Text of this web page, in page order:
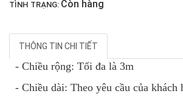
LƯỚI PHƠI NÔNG SẢN
TÌNH TRẠNG: Còn hàng
THÔNG TIN CHI TIẾT
- Chiều rộng: Tối đa là 3m
- Chiều dài: Theo yêu cầu của khách